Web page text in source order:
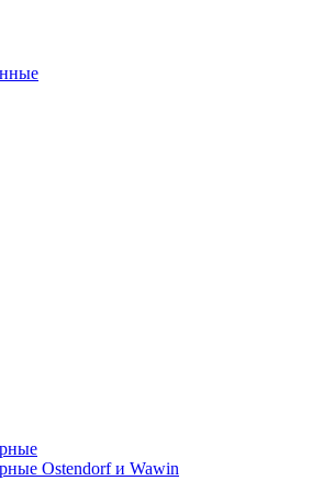
Ostendorf и Wawin